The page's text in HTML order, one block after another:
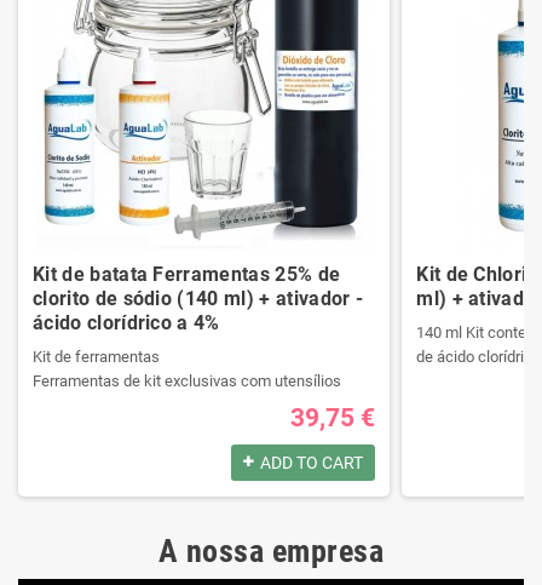
Kit de batata Ferramentas 25% de
clorito de sódio (140 ml) + ativador -
ácido clorídrico a 4%
Kit de ferramentas
Ferramentas de kit exclusivas com utensílios
Ele contém um manual passo a passo.
Veja o conteúdo do kit na descrição.
Ferramentas de kit exclusivas com utensílios
39,75 €
ADD TO CART
Kit de
ml) +
140 ml Kit
de ácido clorídrico
A nossa empresa